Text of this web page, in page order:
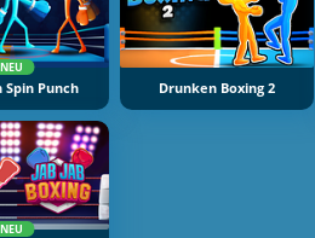
NEU
Spin Punch Drunken Boxing 2
NEU